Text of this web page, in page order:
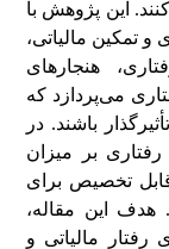
این پژوهش با
و تمکین مالیاتی،
هنجارهای
می‌پردازد که
باشند. در
رفتاری بر میزان
تخصیص برای
این مقاله،
رفتار مالیاتی و